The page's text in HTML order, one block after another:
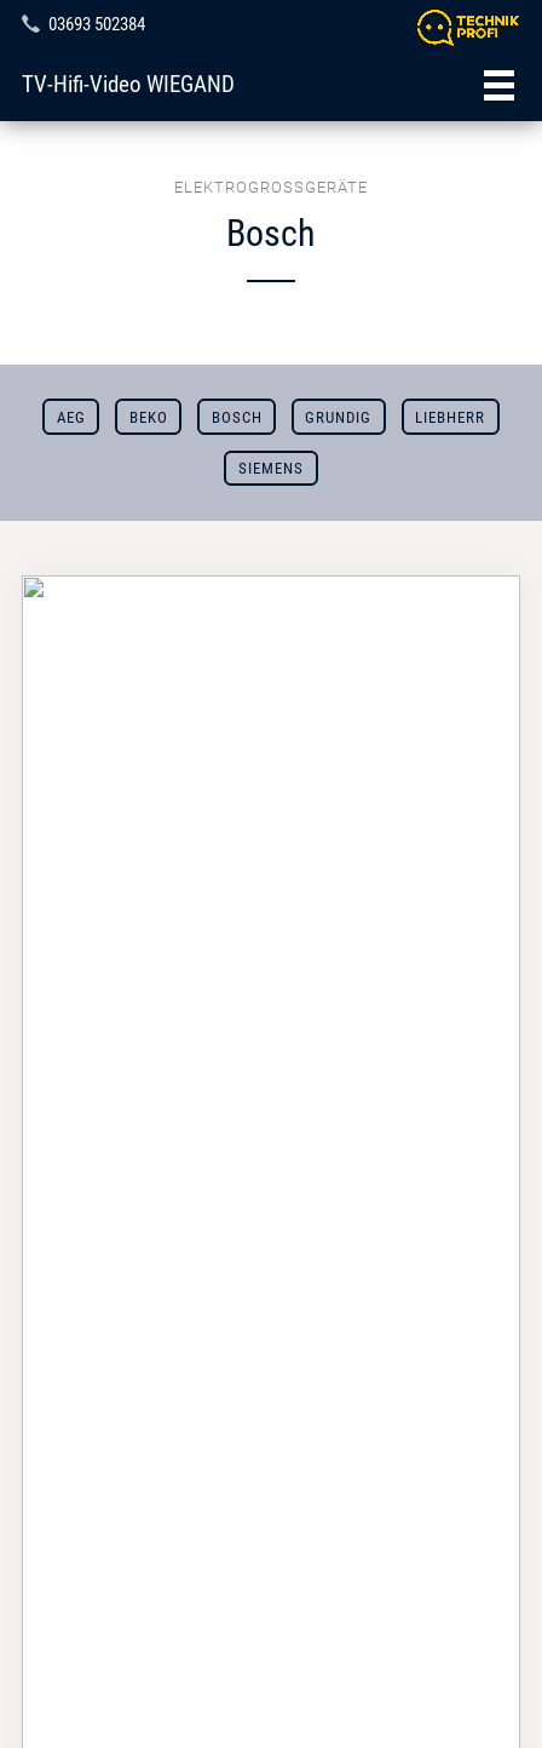
03693 502384
TV-Hifi-Video WIEGAND
ELEKTROGROSSGERÄTE
Bosch
AEG BEKO BOSCH GRUNDIG LIEBHERR
SIEMENS